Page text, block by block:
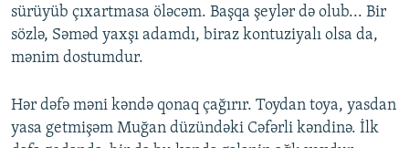
sürüyüb çıxartmasa öləcəm. Başqa şeylər də olub... Bir
sözlə, Səməd yaxşı adamdı, biraz kontuziyalı olsa da,
mənim dostumdur.
Hər dəfə məni kəndə qonaq çağırır. Toydan toya, yasdan
yasa getmişəm Muğan düzündəki Cəfərli kəndinə. İlk